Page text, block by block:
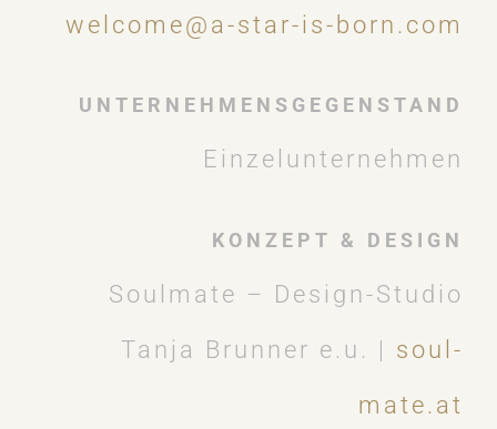
welcome@a-star-is-born.com
UNTERNEHMENSGEGENSTAND
Einzelunternehmen
KONZEPT & DESIGN
Soulmate – Design-Studio
Tanja Brunner e.u. | soul-
mate.at